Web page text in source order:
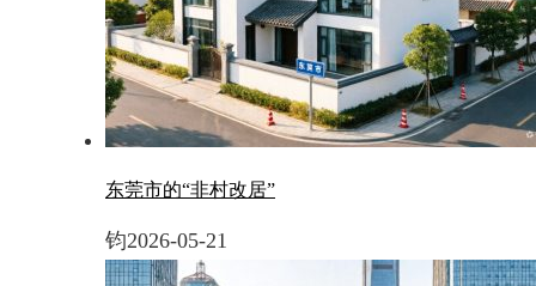
东莞市的“非村改居”
钧2026-05-21